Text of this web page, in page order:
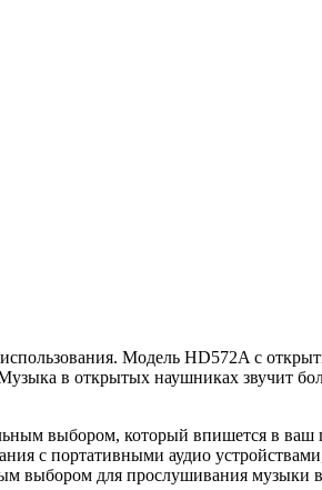
Модель HD572A c
в открытых наушниках звучит
выбором, который впишется в ваш
с портативными аудио
выбором для прослушивания музыки